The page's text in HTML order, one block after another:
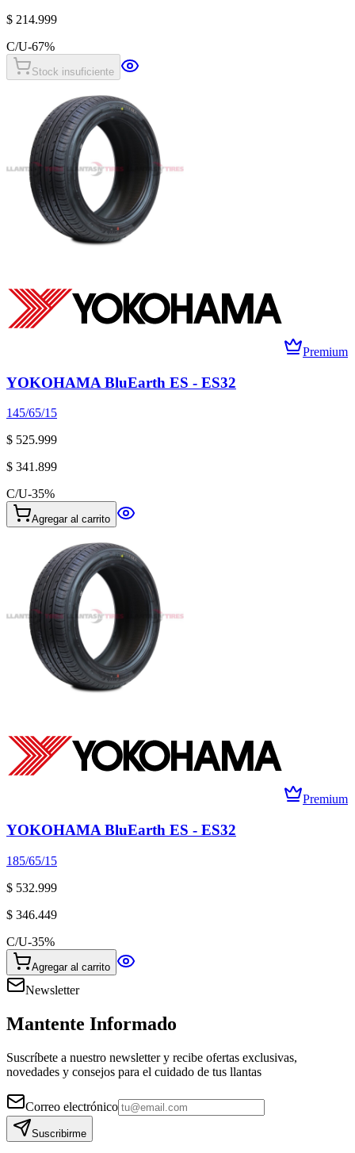
$ 214.999
C/U-67%
Stock insuficiente
Premium
YOKOHAMA BluEarth ES - ES32
145/65/15
$ 525.999
$ 341.899
C/U-35%
Agregar al carrito
Premium
YOKOHAMA BluEarth ES - ES32
185/65/15
$ 532.999
$ 346.449
C/U-35%
Agregar al carrito
Newsletter
Mantente Informado
Suscríbete a nuestro newsletter y recibe ofertas exclusivas,
novedades y consejos para el cuidado de tus llantas
Correo electrónico
Suscribirme